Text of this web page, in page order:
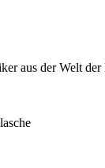
aus der Welt